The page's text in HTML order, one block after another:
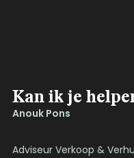
Kan ik je
Anouk Pons
Adviseur Verkoop &